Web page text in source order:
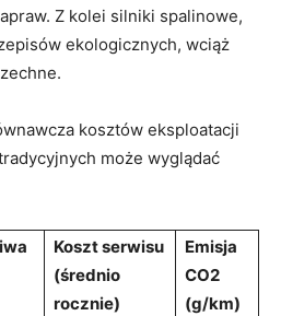
Z kolei silniki spalinowe,
ekologicznych, wciąż
kosztów eksploatacji
może wyglądać
Koszt serwisu
(średnio
rocznie)
Emisja
CO2
(g/km)